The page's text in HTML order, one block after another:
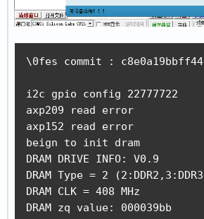
\0fes commit :
i2c gpio config 22777722
axp209 read error
axp152 read error
beign to init dram
DRAM DRIVE INFO: V0.9
DRAM Type = 2
DRAM CLK = 408 MHz
DRAM zq value: 000039bb